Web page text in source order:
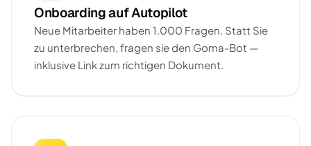
Onboarding auf Autopilot
Neue Mitarbeiter haben 1.000 Fragen. Statt Sie
zu unterbrechen, fragen sie den Goma-Bot —
inklusive Link zum richtigen Dokument.